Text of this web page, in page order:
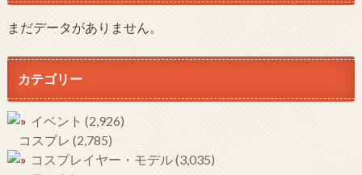
まだデータがありません。
カテゴリー
イベント (2,926)
コスプレ (2,785)
コスプレイヤー・モデル(3,035)